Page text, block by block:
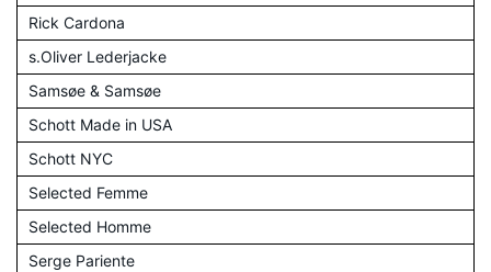
Rick Cardona
s.Oliver Lederjacke
Samsøe & Samsøe
Schott Made in USA
Schott NYC
Selected Femme
Selected Homme
Serge Pariente